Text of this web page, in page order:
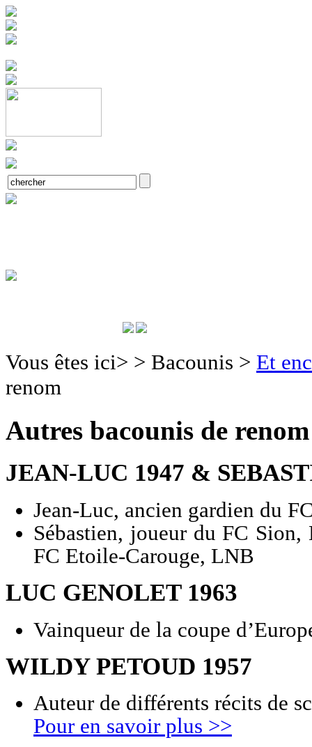
Vous êtes ici> > Bacounis > Et
renom
Autres bacounis de renom
JEAN-LUC 1947 &
Jean-Luc, ancien gardien du
Sébastien, joueur du FC
FC Etoile-Carouge, LNB
LUC GENOLET 1963
Vainqueur de la coupe
WILDY PETOUD 1957
Auteur de différents récits de
Pour en savoir plus >>